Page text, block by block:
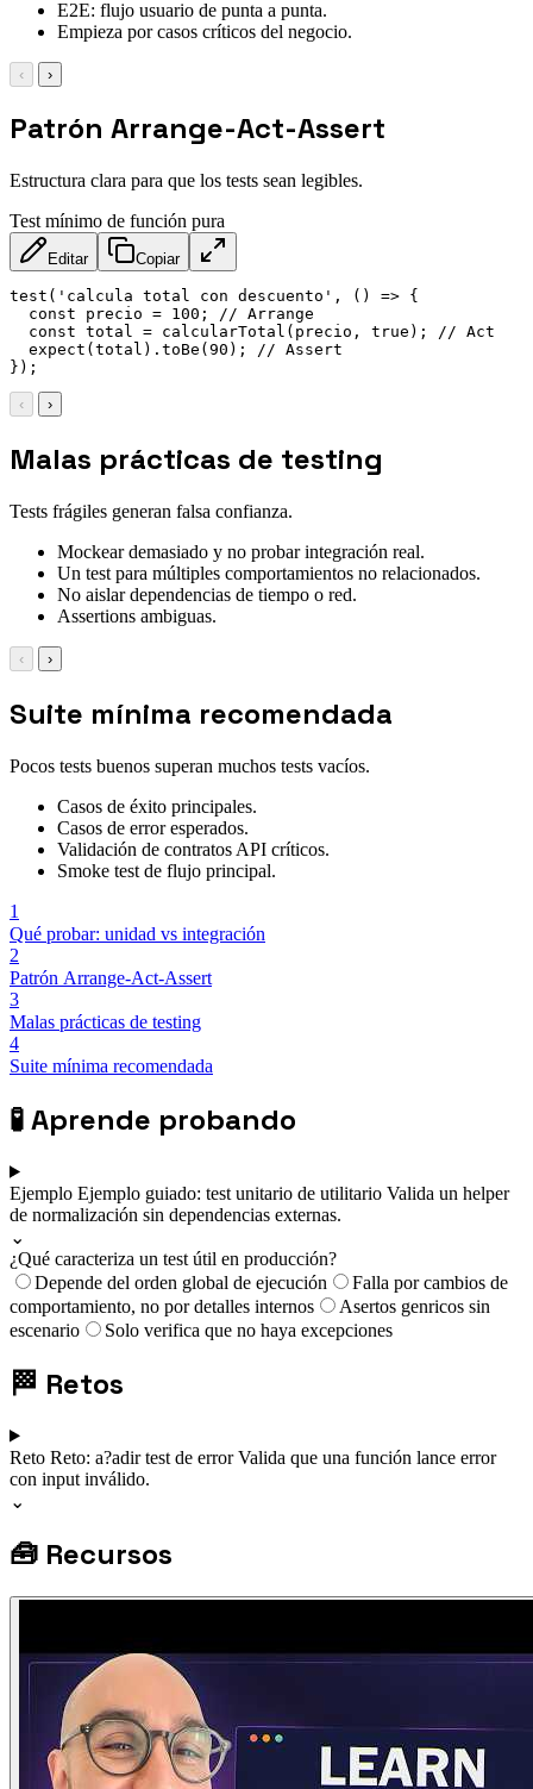
E2E: flujo usuario de punta a punta.
Empieza por casos críticos del negocio.
‹ ›
Patrón Arrange-Act-Assert
Estructura clara para que los tests sean legibles.
Test mínimo de función pura
Editar Copiar
test ( 'calcula total con descuento' , ( ) => {
const precio = 100 ;
// Arrange
const total = calcularTotal ( precio , true ) ;
// Act
expect ( total ) . toBe ( 90 ) ;
// Assert
} ) ;
‹ ›
Malas prácticas de testing
Tests frágiles generan falsa confianza.
Mockear demasiado y no probar integración real.
Un test para múltiples comportamientos no relacionados.
No aislar dependencias de tiempo o red.
Assertions ambiguas.
‹ ›
Suite mínima recomendada
Pocos tests buenos superan muchos tests vacíos.
Casos de éxito principales.
Casos de error esperados.
Validación de contratos API críticos.
Smoke test de flujo principal.
1
Qué probar: unidad vs integración
2
Patrón Arrange-Act-Assert
3
Malas prácticas de testing
4
Suite mínima recomendada
🧪Aprende probando
Ejemplo Ejemplo guiado: test unitario de utilitario Valida un helper
de normalización sin dependencias externas.
⌄
¿Qué caracteriza un test útil en producción?
Depende del orden global de ejecución
Falla por cambios de
comportamiento, no por detalles internos
Asertos genricos sin
escenario
Solo verifica que no haya excepciones
🏁 Retos
Reto Reto: a?adir test de errorValida que una función lance error
con input inválido.
⌄
🧰 Recursos